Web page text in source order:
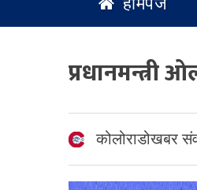
कोलोराडोखबर